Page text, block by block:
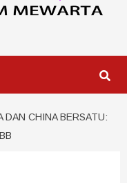
DAN CHINA BERSATU: